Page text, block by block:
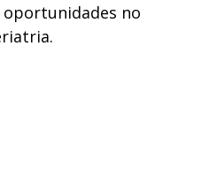
oportunidades no